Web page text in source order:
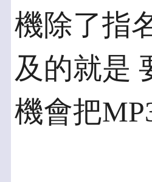
機除了指
及的就是
機會把